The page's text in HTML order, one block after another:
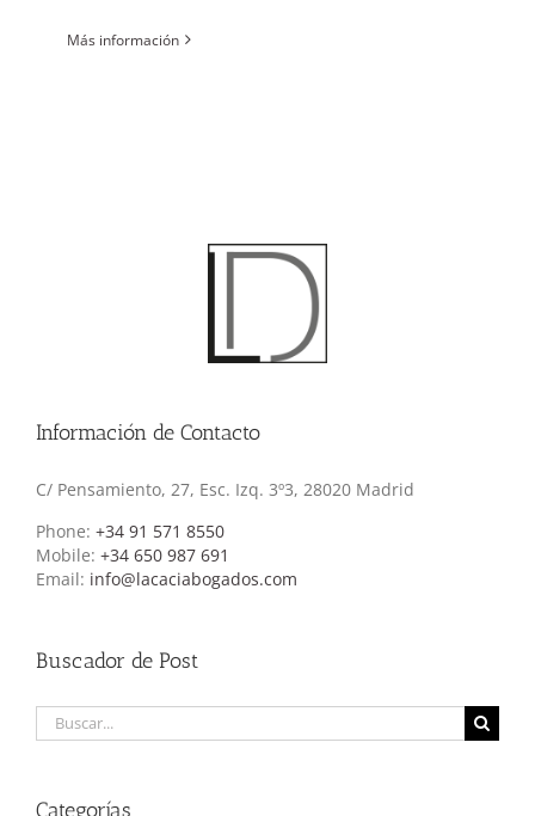
Más información
Información de Contacto
C/ Pensamiento, 27, Esc. Izq. 3º3, 28020 Madrid
Phone: +34 91 571 8550
Mobile: +34 650 987 691
Email: info@lacaciabogados.com
Buscador de Post
Buscar:
Categorías